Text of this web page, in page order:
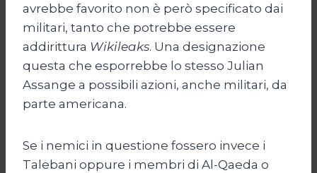
avrebbe favorito non è però specificato dai
militari, tanto che potrebbe essere
addirittura Wikileaks. Una designazione
questa che esporrebbe lo stesso Julian
Assange a possibili azioni, anche militari, da
parte americana.
Se i nemici in questione fossero invece i
Talebani oppure i membri di Al-Qaeda o